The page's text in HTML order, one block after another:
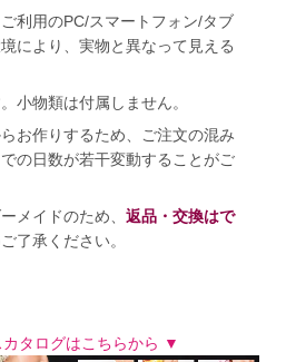
利用のPC/スマートフォン/タブ
により、実物と異なって見える
小物類は付属しません。
お作りするため、ご注文の混み
の日数が若干変動することがご
メイドのため、 返品・交換はで
了承ください。
タログはこちらから ▼